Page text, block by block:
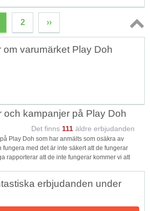
2 ››
Topp
om varumärket Play Doh
och kampanjer på Play Doh
Det finns 111 äldre erbjudanden
Play Doh som har anmälts som osäkra av
med det är inte säkert att de fungerar
rapporterar att de inte fungerar kommer vi att
erbjudanden under